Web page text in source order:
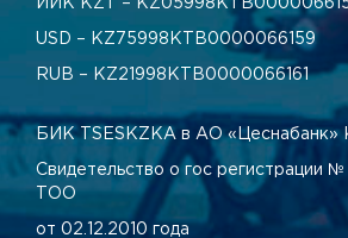
ИИК KZT –
USD – KZ75998КТВ0000066159
RUB – KZ21998КТВ0000066161
БИК TSESKZKA в АО «Цеснабанк»
Свидетельство о гос регистрации
ТОО
от 02.12.2010 года